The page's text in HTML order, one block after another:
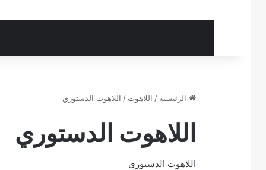
الرئيسية / اللاهوت / اللاهوت الدستوري
اللاهوت الدستوري
اللاهوت الدستوري